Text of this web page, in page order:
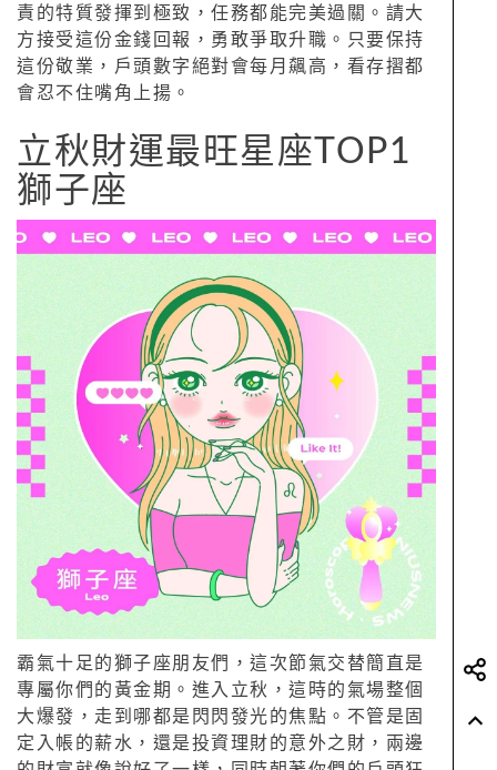
責的特質發揮到極致，任務都能完美過關。請大
方接受這份金錢回報，勇敢爭取升職。只要保持
這份敬業，戶頭數字絕對會每月飆高，看存摺都
會忍不住嘴角上揚。
立秋財運最旺星座TOP1
獅子座
霸氣十足的獅子座朋友們，這次節氣交替簡直是
專屬你們的黃金期。進入立秋，這時的氣場整個
大爆發，走到哪都是閃閃發光的焦點。不管是固
定入帳的薪水，還是投資理財的意外之財，兩邊